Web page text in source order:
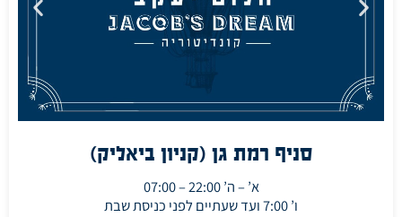
סניף רמת גן (קניון ביאליק)
א’ – ה’ 22:00 – 07:00
ו’ 7:00 ועד שעתיים לפני כניסת שבת